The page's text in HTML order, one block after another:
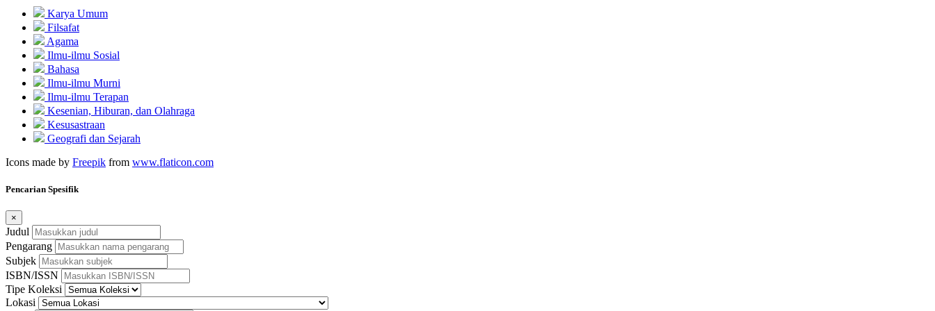
Karya Umum
Filsafat
Agama
Ilmu-ilmu Sosial
Bahasa
Ilmu-ilmu Murni
Ilmu-ilmu Terapan
Kesenian, Hiburan, dan Olahraga
Kesusastraan
Geografi dan Sejarah
Icons made by Freepik from www.flaticon.com
Pencarian Spesifik
×
Judul
Pengarang
Subjek
ISBN/ISSN
Tipe Koleksi
Lokasi